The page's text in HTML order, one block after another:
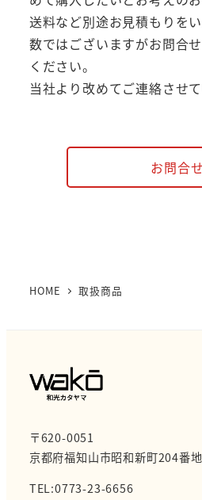
送料など別途お見積もりを
数ではございますがお問合
ください。
当社より改めてご連絡させて
お問合せ
HOME 取扱商品
〒620-0051
京都府福知山市昭和新町204番地
TEL:0773-23-6656